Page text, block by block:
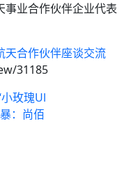
业合作伙伴企业代表
天合作伙伴座谈交流
31185
玫瑰Ul
：尚佰